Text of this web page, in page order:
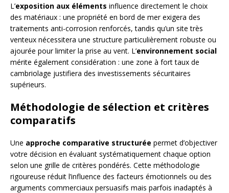
L’exposition aux éléments influence directement le choix
des matériaux : une propriété en bord de mer exigera des
traitements anti-corrosion renforcés, tandis qu’un site très
venteux nécessitera une structure particulièrement robuste ou
ajourée pour limiter la prise au vent. L’environnement social
mérite également considération : une zone à fort taux de
cambriolage justifiera des investissements sécuritaires
supérieurs.
Méthodologie de sélection et critères
comparatifs
Une approche comparative structurée permet d’objectiver
votre décision en évaluant systématiquement chaque option
selon une grille de critères pondérés. Cette méthodologie
rigoureuse réduit l’influence des facteurs émotionnels ou des
arguments commerciaux persuasifs mais parfois inadaptés à